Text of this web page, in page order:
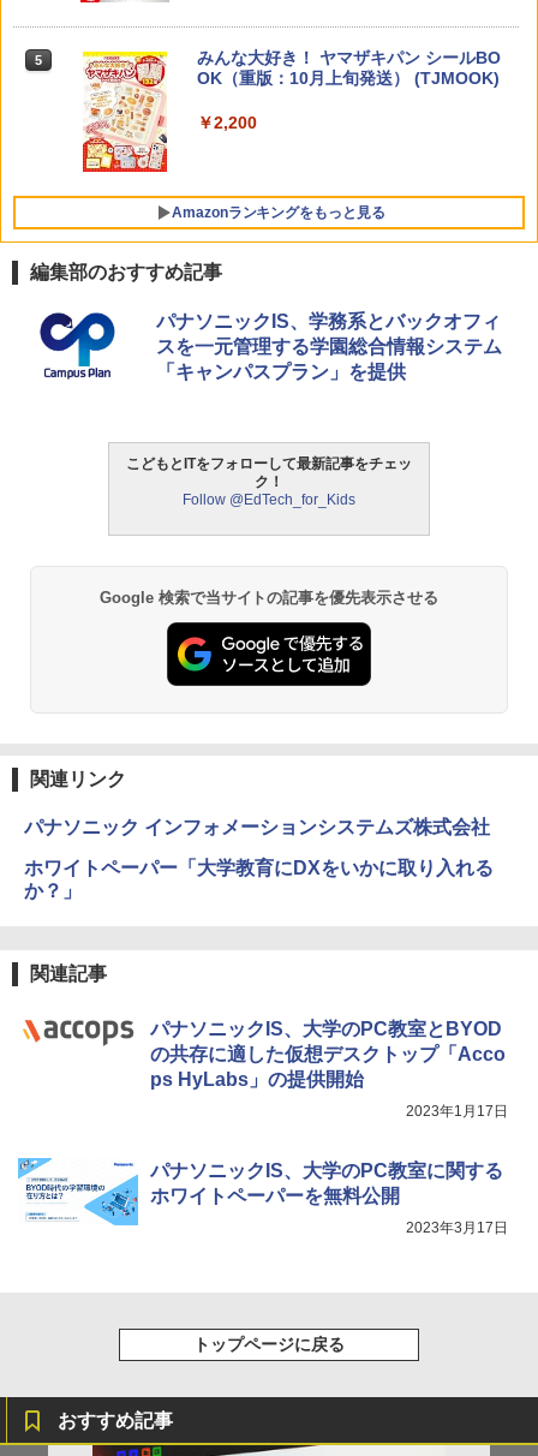
5
ゼロからわかる！ みるみる図形に強く
なるマンガ
￥1,430
ンツが1年間使い放題
￥26,980
上 KUMON LK-10
￥2,127
5
みんな大好き！ ヤマザキパン シールBO
OK（重版：10月上旬発送） (TJMOOK)
￥2,200
Amazonランキングをもっと見る
1
ThinkFun ボードゲーム 「サーキット・
メイズ」 配線回路をプログラミングする
日本語説明書付 8歳~ 76341 誕生日 クリ
スマス
モルカ: 原子・分子に強くなるカードゲ
ーム
物理実験モデル楽器電磁気教材を教える
ダルトンボード/ゴルトンボード物理学、
4
エンジニアリングキット小さなカート -
クリエイティブトイビルド、シンプルな
メカニックキット|子供向けの可動部品、
Fernrohr:実験用キャビネット
編集部のおすすめ記事
パナソニックIS、学務系とバックオフィ
スを一元管理する学園総合情報システム
「キャンパスプラン」を提供
こどもとITをフォローして最新記事をチェッ
ク！
Follow @EdTech_for_Kids
Google 検索で当サイトの記事を優先表示させる
関連リンク
パナソニック インフォメーションシステムズ株式会社
ホワイトペーパー「大学教育にDXをいかに取り入れる
か？」
関連記事
パナソニックIS、大学のPC教室とBYOD
の共存に適した仮想デスクトップ「Acco
ps HyLabs」の提供開始
2023年1月17日
パナソニックIS、大学のPC教室に関する
ホワイトペーパーを無料公開
2023年3月17日
トップページに戻る
おすすめ記事